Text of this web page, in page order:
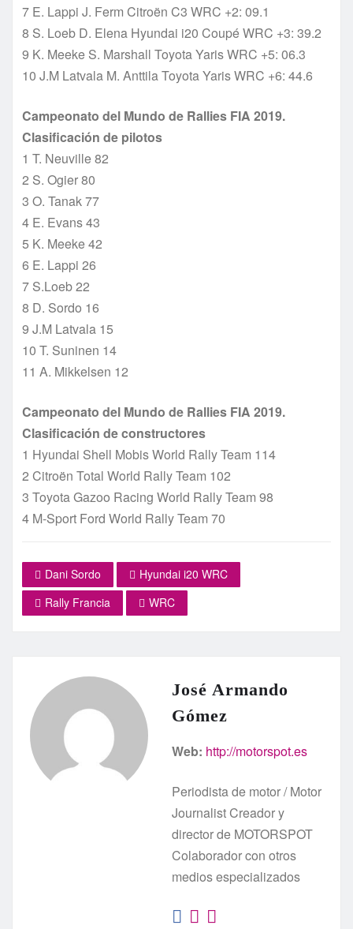
7 E. Lappi J. Ferm Citroën C3 WRC +2: 09.1
8 S. Loeb D. Elena Hyundai i20 Coupé WRC +3: 39.2
9 K. Meeke S. Marshall Toyota Yaris WRC +5: 06.3
10 J.M Latvala M. Anttila Toyota Yaris WRC +6: 44.6
Campeonato del Mundo de Rallies FIA 2019.
Clasificación de pilotos
1 T. Neuville 82
2 S. Ogier 80
3 O. Tanak 77
4 E. Evans 43
5 K. Meeke 42
6 E. Lappi 26
7 S.Loeb 22
8 D. Sordo 16
9 J.M Latvala 15
10 T. Suninen 14
11 A. Mikkelsen 12
Campeonato del Mundo de Rallies FIA 2019.
Clasificación de constructores
1 Hyundai Shell Mobis World Rally Team 114
2 Citroën Total World Rally Team 102
3 Toyota Gazoo Racing World Rally Team 98
4 M-Sport Ford World Rally Team 70
Dani Sordo
Hyundai i20 WRC
Rally Francia
WRC
José Armando
Gómez
Web: http://motorspot.es
Periodista de motor / Motor
Journalist Creador y
director de MOTORSPOT
Colaborador con otros
medios especializados